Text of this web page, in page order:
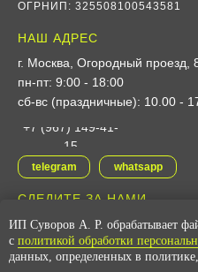
НАШ АДРЕС
г. Москва, Огородный проезд,
пн-пт: 9:00 - 18:00
сб-вс (праздничные): 10.00 -
СЛЕДИТЕ ЗА НАМИ
ОГРНИП: 325508100543581
vk youtube
+7 (967) 149-41-
15
telegram whatsapp
ИП Суворов А. Р. обрабатывает
с политикой обработки
данных, определенных в